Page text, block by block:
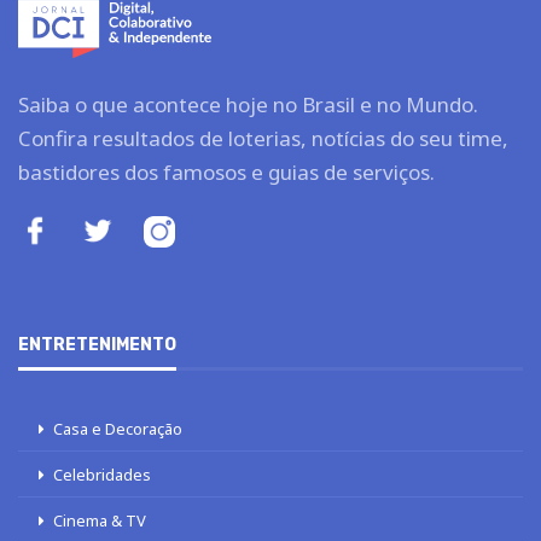
Saiba o que acontece hoje no Brasil e no Mundo.
Confira resultados de loterias, notícias do seu time,
bastidores dos famosos e guias de serviços.
ENTRETENIMENTO
Casa e Decoração
Celebridades
Cinema & TV